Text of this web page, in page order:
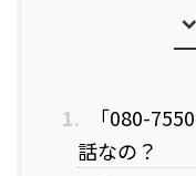
1.
「080-
話なの？